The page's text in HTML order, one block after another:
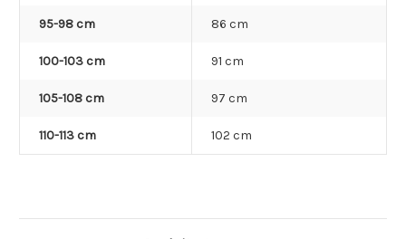
95-98 cm 86 cm
100-103 cm 91 cm
105-108 cm 97 cm
110-113 cm 102 cm